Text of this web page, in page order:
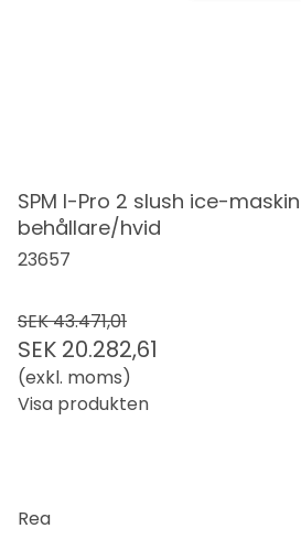
SPM I-Pro 2 slush ice-
behållare/hvid
23657
SEK 43.471,01
SEK 20.282,61
(exkl. moms)
Visa produkten
Rea